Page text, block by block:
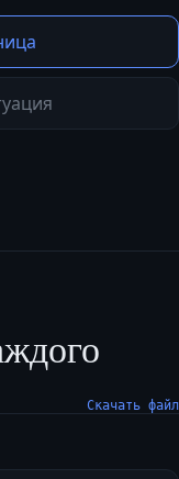
Скачать файл